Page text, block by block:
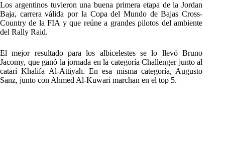
Los argentinos tuvieron una buena primera etapa de la Jordan
Baja, carrera válida por la Copa del Mundo de Bajas Cross-
Country de la FIA y que reúne a grandes pilotos del ambiente
del Rally Raid.
El mejor resultado para los albicelestes se lo llevó Bruno
Jacomy, que ganó la jornada en la categoría Challenger junto al
catarí Khalifa Al-Attiyah. En esa misma categoría, Augusto
Sanz, junto con Ahmed Al-Kuwari marchan en el top 5.